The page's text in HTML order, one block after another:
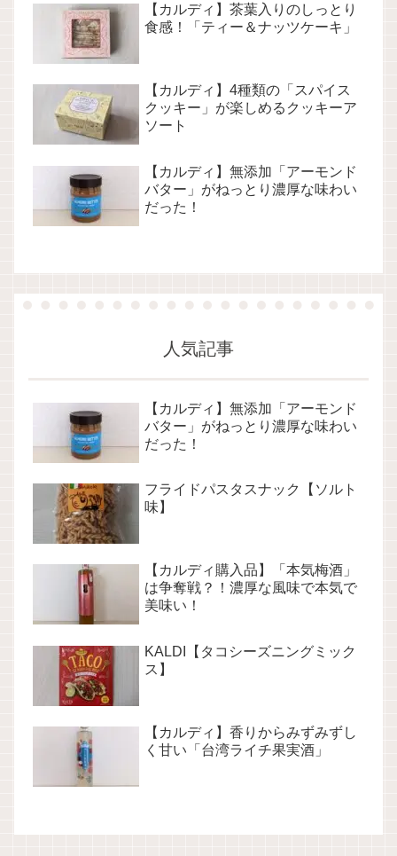
【カルディ】茶葉入りのしっとり
食感！「ティー＆ナッツケーキ」
【カルディ】4種類の「スパイス
クッキー」が楽しめるクッキーア
ソート
【カルディ】無添加「アーモンド
バター」がねっとり濃厚な味わい
だった！
人気記事
【カルディ】無添加「アーモンド
バター」がねっとり濃厚な味わい
だった！
フライドパスタスナック【ソルト
味】
【カルディ購入品】「本気梅酒」
は争奪戦？！濃厚な風味で本気で
美味い！
KALDI【タコシーズニングミック
ス】
【カルディ】香りからみずみずし
く甘い「台湾ライチ果実酒」